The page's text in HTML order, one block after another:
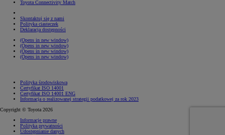
Toyota Connectivity Match
Skontaktuj się z nami
Polityka ciasteczek
Deklaracja dostępności
(Opens in new window)
(Opens in new window)
(Opens in new window)
(Opens in new window)
Polityka środowiskowa
Certyfikat ISO 14001
Certyfikat ISO 14001 ENG
Informacja o realizowanej strategii podatkowej za rok 2023
Copyright © Toyota 2026
Informacje prawne
Polityka prywatności
Udostępnianie danych